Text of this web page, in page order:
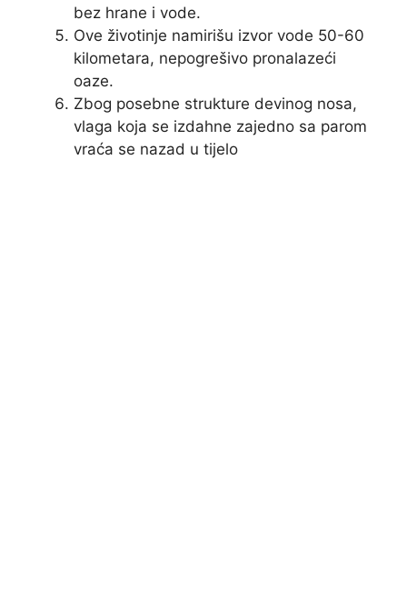
bez hrane i vode.
Ove životinje namirišu izvor vode 50-60
kilometara, nepogrešivo pronalazeći
oaze.
Zbog posebne strukture devinog nosa,
vlaga koja se izdahne zajedno sa parom
vraća se nazad u tijelo